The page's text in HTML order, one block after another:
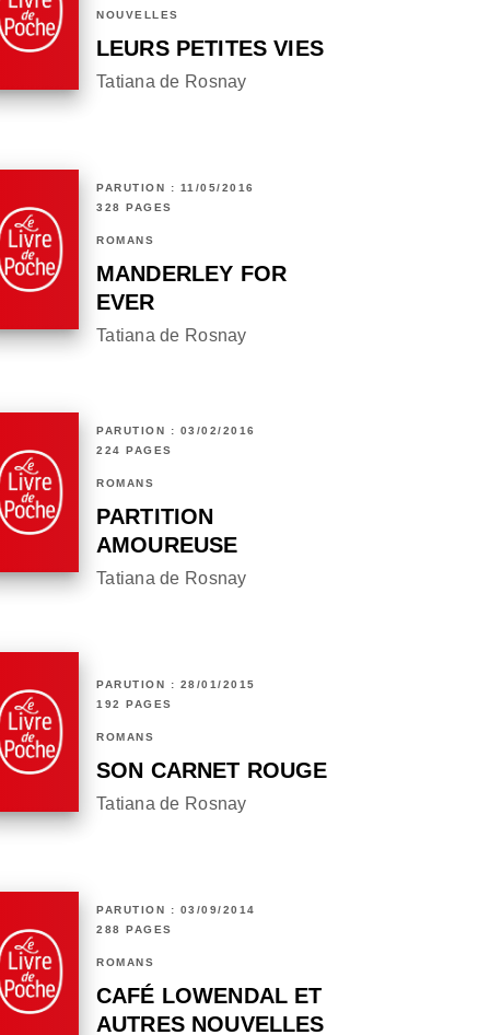
NOUVELLES
LEURS PETITES VIES
Tatiana de Rosnay
PARUTION : 11/05/2016
328 PAGES
ROMANS
MANDERLEY FOR
EVER
Tatiana de Rosnay
PARUTION : 03/02/2016
224 PAGES
ROMANS
PARTITION
AMOUREUSE
Tatiana de Rosnay
PARUTION : 28/01/2015
192 PAGES
ROMANS
SON CARNET ROUGE
Tatiana de Rosnay
PARUTION : 03/09/2014
288 PAGES
ROMANS
CAFÉ LOWENDAL ET
AUTRES NOUVELLES